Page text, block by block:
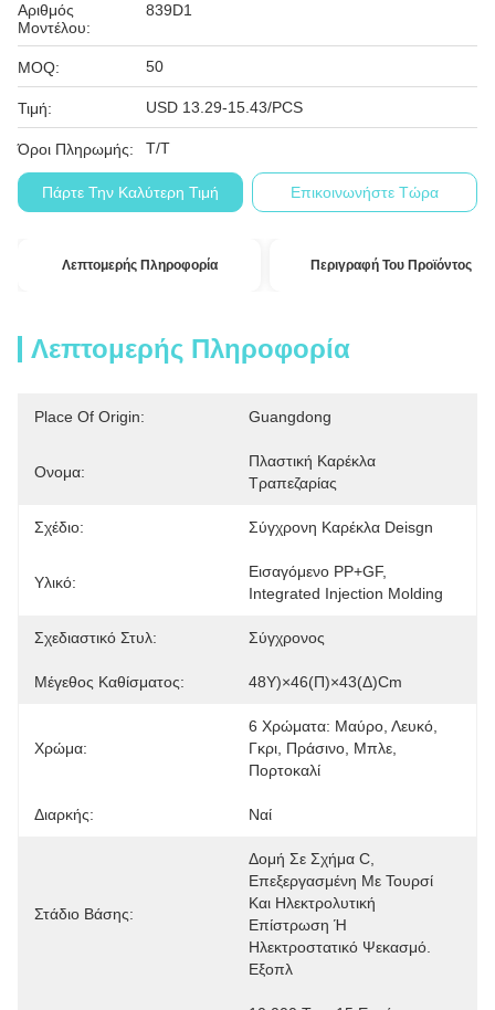
Αριθμός
Μοντέλου:
839D1
MOQ: 50
Τιμή: USD 13.29-15.43/PCS
Όροι Πληρωμής: T/T
Πάρτε Την Καλύτερη Τιμή Επικοινωνήστε Τώρα
Λεπτομερής Πληροφορία Περιγραφή Του Προϊόντος
Λεπτομερής Πληροφορία
Place Of Origin: Guangdong
Ονομα:
Πλαστική Καρέκλα
Τραπεζαρίας
Σχέδιο: Σύγχρονη Καρέκλα Deisgn
Υλικό:
Εισαγόμενο PP+GF,
Integrated Injection Molding
Σχεδιαστικό Στυλ: Σύγχρονος
Μέγεθος Καθίσματος: 48Υ)×46(Π)×43(Δ)cm
Χρώμα:
6 Χρώματα: Μαύρο, Λευκό,
Γκρι, Πράσινο, Μπλε,
Πορτοκαλί
Διαρκής: Ναί
Στάδιο Βάσης:
Δομή Σε Σχήμα C,
Επεξεργασμένη Με Τουρσί
Και Ηλεκτρολυτική
Επίστρωση Ή
Ηλεκτροστατικό Ψεκασμό.
Εξοπλ